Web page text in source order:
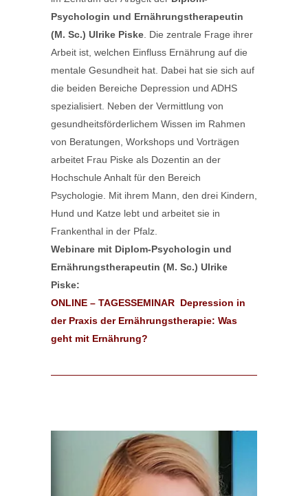
Psychologin und Ernährungstherapeutin
(M. Sc.) Ulrike Piske . Die zentrale Frage ihrer
Arbeit ist, welchen Einfluss Ernährung auf die
mentale Gesundheit hat. Dabei hat sie sich auf
die beiden Bereiche Depression und ADHS
spezialisiert. Neben der Vermittlung von
gesundheitsförderlichem Wissen im Rahmen
von Beratungen, Workshops und Vorträgen
arbeitet Frau Piske als Dozentin an der
Hochschule Anhalt für den Bereich
Psychologie. Mit ihrem Mann, den drei Kindern,
Hund und Katze lebt und arbeitet sie in
Frankenthal in der Pfalz.
Webinare mit Diplom-Psychologin und
Ernährungstherapeutin (M. Sc.) Ulrike
Piske:
ONLINE – TAGESSEMINAR Depression in
der Praxis der Ernährungstherapie: Was
geht mit Ernährung?